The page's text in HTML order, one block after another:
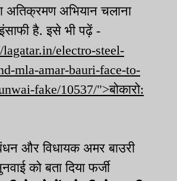
अतिक्रमण अभियान चलाना
है. इसे भी पढ़ें -
lagatar.in/electro-steel-
mla-amar-bauri-face-to-
fake/10537/">बोकारो:
और विधायक अमर बाउरी
को बता दिया फर्जी